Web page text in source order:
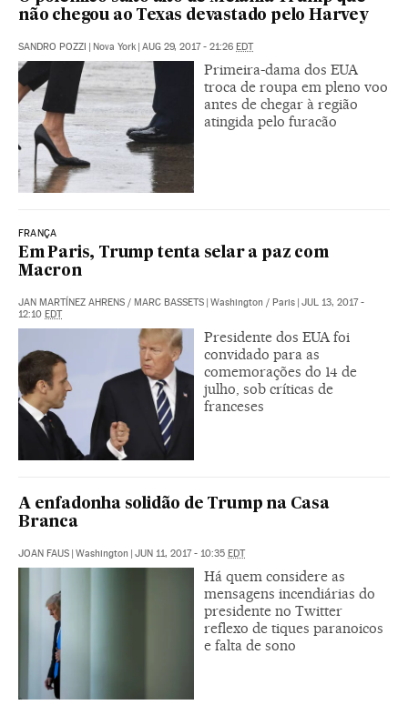
não chegou ao Texas devastado pelo Harvey
SANDRO POZZI | Nova York | AUG 29, 2017 - 21:26 EDT
Primeira-dama dos EUA
troca de roupa em pleno voo
antes de chegar à região
atingida pelo furacão
FRANÇA
Em Paris, Trump tenta selar a paz com
Macron
JAN MARTÍNEZ AHRENS / MARC BASSETS | Washington / Paris | JUL 13, 2017 -
12:10 EDT
Presidente dos EUA foi
convidado para as
comemorações do 14 de
julho, sob críticas de
franceses
A enfadonha solidão de Trump na Casa
Branca
JOAN FAUS | Washington | JUN 11, 2017 - 10:35 EDT
Há quem considere as
mensagens incendiárias do
presidente no Twitter
reflexo de tiques paranoicos
e falta de sono